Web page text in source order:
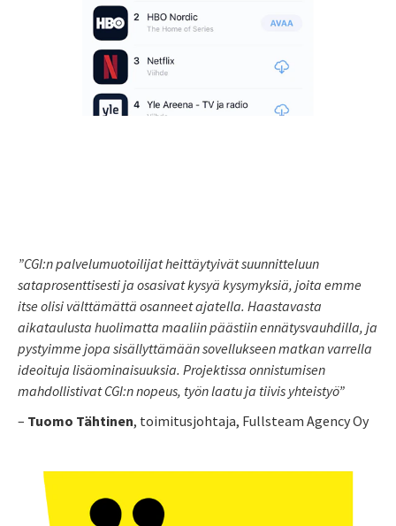
”CGI:n palvelumuotoilijat heittäytyivät suunnitteluun
sataprosenttisesti ja osasivat kysyä kysymyksiä, joita emme
itse olisi välttämättä osanneet ajatella. Haastavasta
aikataulusta huolimatta maaliin päästiin ennätysvauhdilla, ja
pystyimme jopa sisällyttämään sovellukseen matkan varrella
ideoituja lisäominaisuuksia. Projektissa onnistumisen
mahdollistivat CGI:n nopeus, työn laatu ja tiivis yhteistyö”
– Tuomo Tähtinen, toimitusjohtaja, Fullsteam Agency Oy